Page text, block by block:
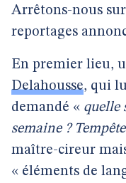
Arrêtons-nous
reportages
En premier lieu,
Delahousse, qui
demandé « quelle
semaine ?
maître-cireur
« éléments de